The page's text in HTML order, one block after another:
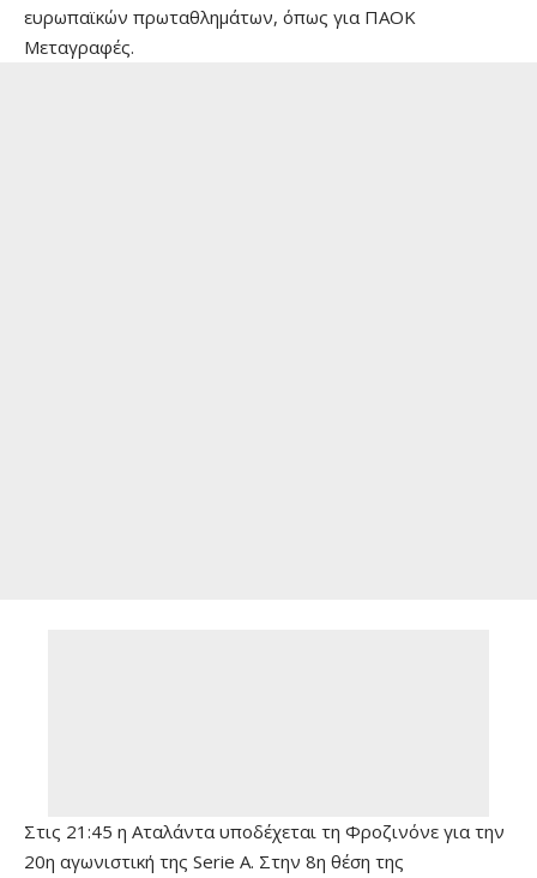
ευρωπαϊκών πρωταθλημάτων, όπως για ΠΑΟΚ
Μεταγραφές.
Στις 21:45 η Αταλάντα υποδέχεται τη Φροζινόνε για την
20η αγωνιστική της Serie A. Στην 8η θέση της